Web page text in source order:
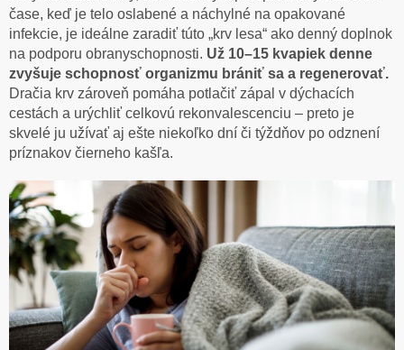
čase, keď je telo oslabené a náchylné na opakované
infekcie, je ideálne zaradiť túto „krv lesa“ ako denný doplnok
na podporu obranyschopnosti. Už 10–15 kvapiek denne
zvyšuje schopnosť organizmu brániť sa a regenerovať.
Dračia krv zároveň pomáha potlačiť zápal v dýchacích
cestách a urýchliť celkovú rekonvalescenciu – preto je
skvelé ju užívať aj ešte niekoľko dní či týždňov po odznení
príznakov čierneho kašľa.